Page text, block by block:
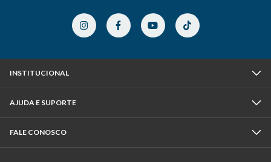
INSTITUCIONAL
AJUDA E SUPORTE
FALE CONOSCO